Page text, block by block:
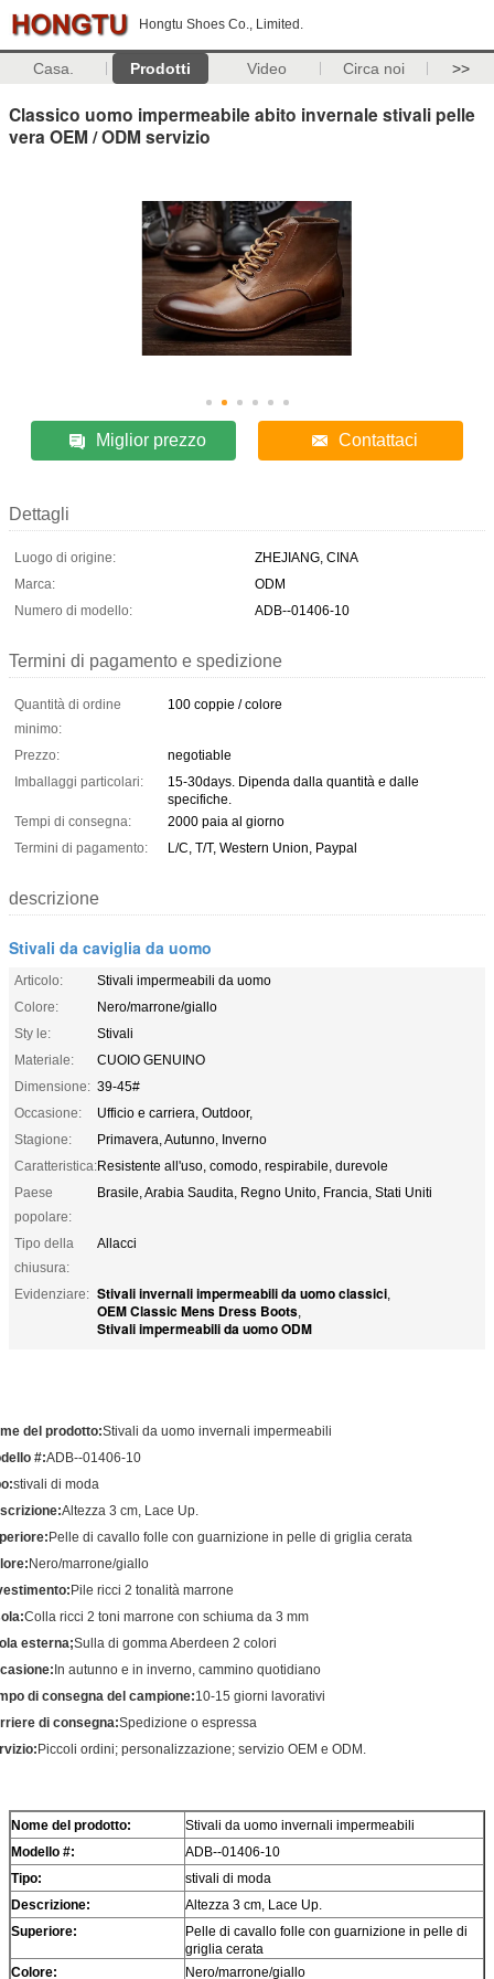
Hongtu Shoes Co., Limited.
Casa. Prodotti Video Circa noi >>
Classico uomo impermeabile abito invernale stivali pelle
vera OEM / ODM servizio
Miglior prezzo Contattaci
Dettagli
Luogo di origine:
ZHEJIANG, CINA
Marca:
ODM
Numero di modello:
ADB--01406-10
Termini di pagamento e spedizione
Quantità di ordine
minimo:
100 coppie / colore
Prezzo:
negotiable
Imballaggi particolari:
15-30days. Dipenda dalla quantità e dalle
specifiche.
Tempi di consegna:
2000 paia al giorno
Termini di pagamento:
L/C, T/T, Western Union, Paypal
descrizione
Stivali da caviglia da uomo
Articolo:
Stivali impermeabili da uomo
Colore:
Nero/marrone/giallo
Sty le:
Stivali
Materiale:
CUOIO GENUINO
Dimensione: 39-45#
Occasione:
Ufficio e carriera, Outdoor,
Stagione:
Primavera, Autunno, Inverno
Caratteristica:Resistente all'uso, comodo, respirabile, durevole
Paese
popolare:
Brasile, Arabia Saudita, Regno Unito, Francia, Stati Uniti
Tipo della
chiusura:
Allacci
Evidenziare: Stivali invernali impermeabili da uomo classici,
OEM Classic Mens Dress Boots,
Stivali impermeabili da uomo ODM
del prodotto:Stivali da uomo invernali impermeabili
#:ADB--01406-10
stivali di moda
Altezza 3 cm, Lace Up.
Pelle di cavallo folle con guarnizione in pelle di griglia cerata
Nero/marrone/giallo
Pile ricci 2 tonalità marrone
Colla ricci 2 toni marrone con schiuma da 3 mm
esterna;Sulla di gomma Aberdeen 2 colori
:In autunno e in inverno, cammino quotidiano
di consegna del campione:10-15 giorni lavorativi
di consegna:Spedizione o espressa
:Piccoli ordini; personalizzazione; servizio OEM e ODM.
Nome del prodotto:
Stivali da uomo invernali impermeabili
Modello #:
ADB--01406-10
Tipo:
stivali di moda
Descrizione:
Altezza 3 cm, Lace Up.
Superiore:
Pelle di cavallo folle con guarnizione in pelle di
griglia cerata
Colore:
Nero/marrone/giallo